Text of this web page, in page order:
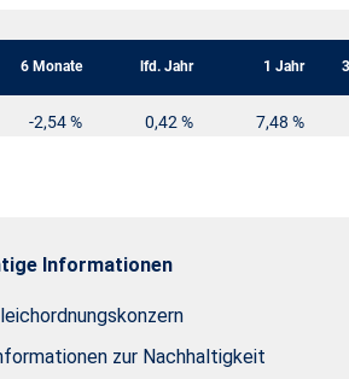
Informationen
zur Nachhaltigkeit